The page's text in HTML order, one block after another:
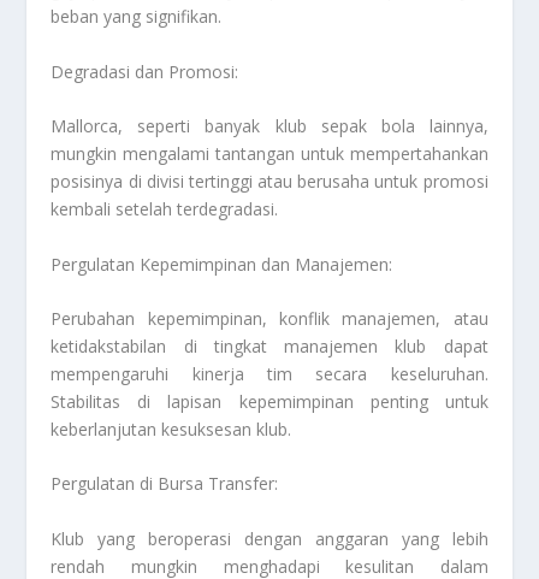
beban yang signifikan.
Degradasi dan Promosi:
Mallorca, seperti banyak klub sepak bola lainnya,
mungkin mengalami tantangan untuk mempertahankan
posisinya di divisi tertinggi atau berusaha untuk promosi
kembali setelah terdegradasi.
Pergulatan Kepemimpinan dan Manajemen:
Perubahan kepemimpinan, konflik manajemen, atau
ketidakstabilan di tingkat manajemen klub dapat
mempengaruhi kinerja tim secara keseluruhan.
Stabilitas di lapisan kepemimpinan penting untuk
keberlanjutan kesuksesan klub.
Pergulatan di Bursa Transfer:
Klub yang beroperasi dengan anggaran yang lebih
rendah mungkin menghadapi kesulitan dalam